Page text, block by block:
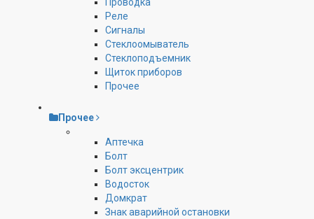
Реле
Сигналы
Стеклоомыватель
Стеклоподъемник
Щиток приборов
Прочее
Прочее
Аптечка
Болт
Болт эксцентрик
Водосток
Домкрат
Знак аварийной остановки